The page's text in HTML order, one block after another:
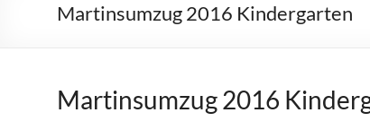
Martinsumzug 2016 Kindergarten
Martinsumzug 2016